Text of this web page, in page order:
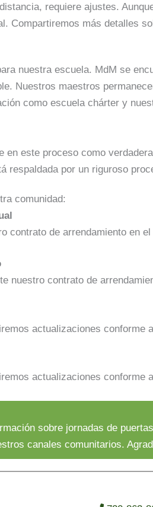
requiere ajustes.
Compartiremos más detalles
nuestra escuela. MdM se
Nuestros maestros
como escuela chárter y
en este proceso como
respaldada por un riguroso
comunidad:
contrato de arrendamiento en
nuestro contrato de
actualizaciones conforme
actualizaciones conforme
sobre jornadas de
canales comunitarios.